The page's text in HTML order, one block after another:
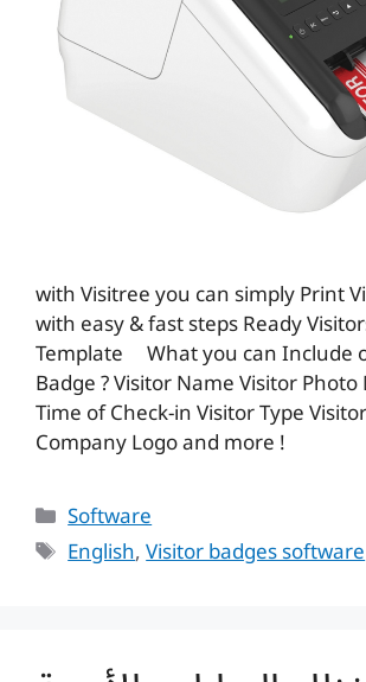
with Visitree you can simply Print
with easy & fast steps Ready
Template What you can Include
Badge ? Visitor Name Visitor
Time of Check-in Visitor Type
Company Logo and more !
Categories
Software
Tags
English,Visitor badges software